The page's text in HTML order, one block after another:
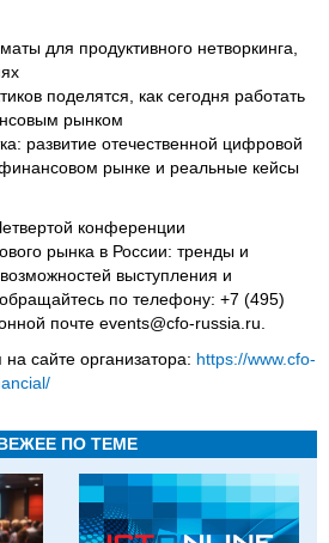
для продуктивного нетворкинга,
поделятся, как сегодня работать
рынком
развитие отечественной цифровой
рынке и реальные кейсы
конференции
рынка в России: тренды и
выступления и
по телефону: +7 (495)
почте events@cfo-russia.ru.
сайте организатора: https://www.cfo-
ПО ТЕМЕ